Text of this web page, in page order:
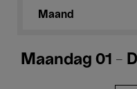
Maand
Maandag 01 -